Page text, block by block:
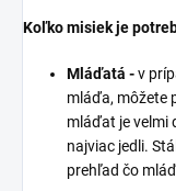
Koľko misiek je
Mláďatá -v
mláďa, môžete
mláďat je velmi
najviac jedli.
prehľad čo